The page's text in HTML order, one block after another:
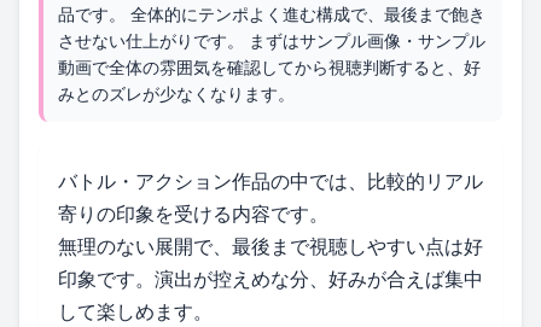
品です。 全体的にテンポよく進む構成で、最後まで飽き
させない仕上がりです。 まずはサンプル画像・サンプル
動画で全体の雰囲気を確認してから視聴判断すると、好
みとのズレが少なくなります。
バトル・アクション作品の中では、比較的リアル
寄りの印象を受ける内容です。
無理のない展開で、最後まで視聴しやすい点は好
印象です。演出が控えめな分、好みが合えば集中
して楽しめます。